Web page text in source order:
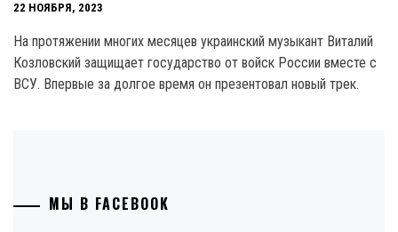
22 НОЯБРЯ, 2023
На протяжении многих месяцев украинский музыкант Виталий
Козловский защищает государство от войск России вместе с
ВСУ. Впервые за долгое время он презентовал новый трек.
МЫ В FACEBOOK